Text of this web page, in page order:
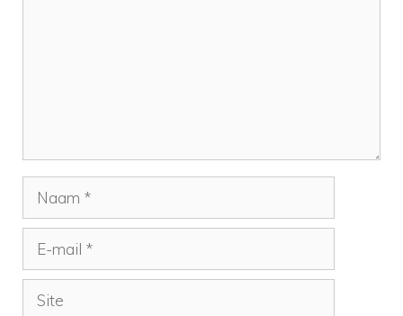
Naam
mail
Site